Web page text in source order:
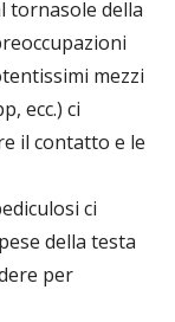
tornasole della
mezzi
ecc.) ci
il contatto e le
ci
della testa
per